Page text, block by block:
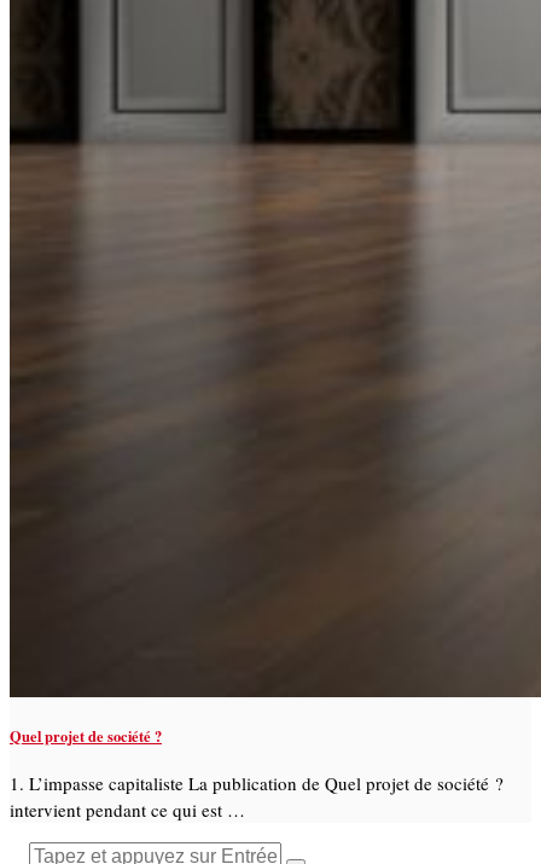
Quel projet de société ?
1. L’impasse capitaliste La publication de Quel projet de société ?
intervient pendant ce qui est …